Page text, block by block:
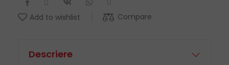
Add to wishlist Compare
Descriere